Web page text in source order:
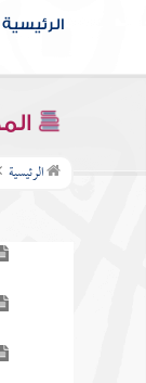
الرئيسية
الرئيسية